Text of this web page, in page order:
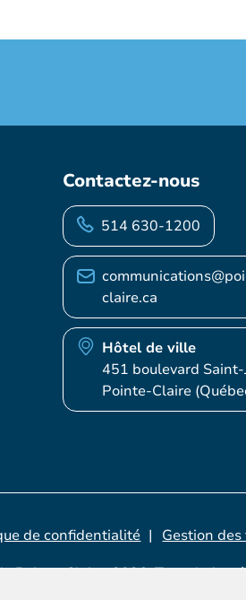
Contactez-nous
514 630-1200
claire.ca
Hôtel de ville
451 boulevard Saint-
Pointe-Claire
Pointe-Claire, 2026. Tous droits
de confidentialité Gestion des